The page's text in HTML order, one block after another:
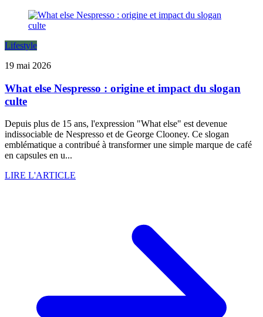
Lifestyle
19 mai 2026
What else Nespresso : origine et impact du slogan
culte
Depuis plus de 15 ans, l'expression "What else" est devenue
indissociable de Nespresso et de George Clooney. Ce slogan
emblématique a contribué à transformer une simple marque de café
en capsules en u...
LIRE L'ARTICLE